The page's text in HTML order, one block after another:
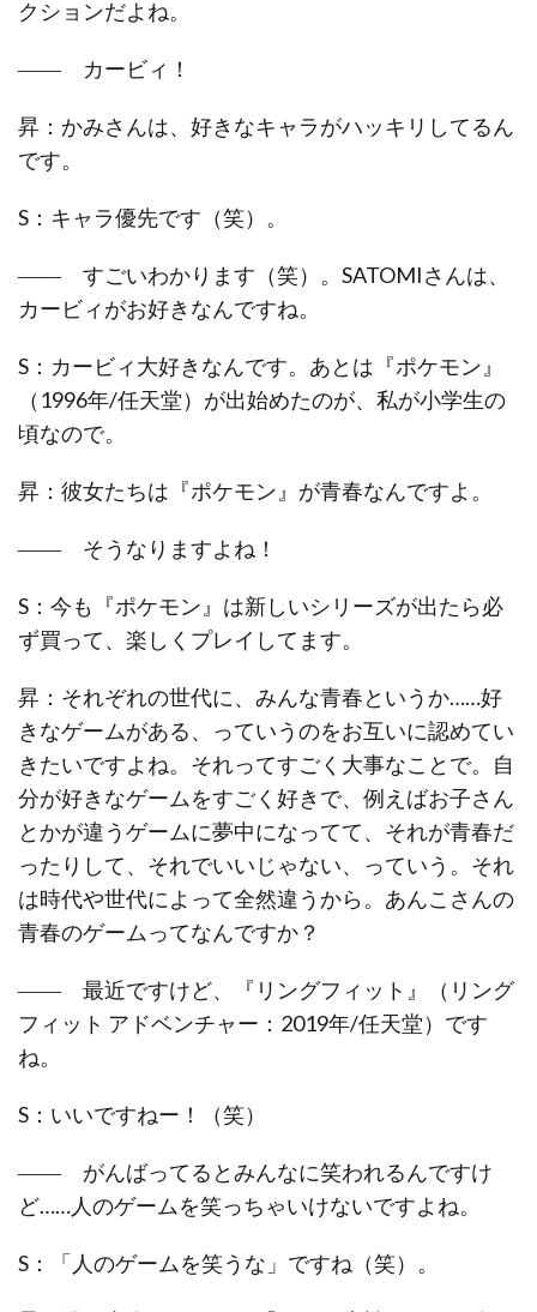
クションだよね。
―― カービィ！
昇：かみさんは、好きなキャラがハッキリしてるん
です。
S：キャラ優先です（笑）。
―― すごいわかります（笑）。SATOMIさんは、
カービィがお好きなんですね。
S：カービィ大好きなんです。あとは『ポケモン』
（1996年/任天堂）が出始めたのが、私が小学生の
頃なので。
昇：彼女たちは『ポケモン』が青春なんですよ。
―― そうなりますよね！
S：今も『ポケモン』は新しいシリーズが出たら必
ず買って、楽しくプレイしてます。
昇：それぞれの世代に、みんな青春というか……好
きなゲームがある、っていうのをお互いに認めてい
きたいですよね。それってすごく大事なことで。自
分が好きなゲームをすごく好きで、例えばお子さん
とかが違うゲームに夢中になってて、それが青春だ
ったりして、それでいいじゃない、っていう。それ
は時代や世代によって全然違うから。あんこさんの
青春のゲームってなんですか？
―― 最近ですけど、『リングフィット』（リング
フィット アドベンチャー：2019年/任天堂）です
ね。
S：いいですねー！（笑）
―― がんばってるとみんなに笑われるんですけ
ど……人のゲームを笑っちゃいけないですよね。
S：「人のゲームを笑うな」ですね（笑）。